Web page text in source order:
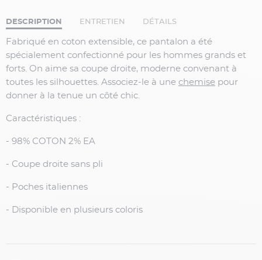
DESCRIPTION ENTRETIEN DÉTAILS
Fabriqué en coton extensible, ce pantalon a été
spécialement confectionné pour les hommes grands et
forts. On aime sa coupe droite, moderne convenant à
toutes les silhouettes. Associez-le à une chemise pour
donner à la tenue un côté chic.
Caractéristiques :
- 98% COTON 2% EA
- Coupe droite sans pli
- Poches italiennes
- Disponible en plusieurs coloris